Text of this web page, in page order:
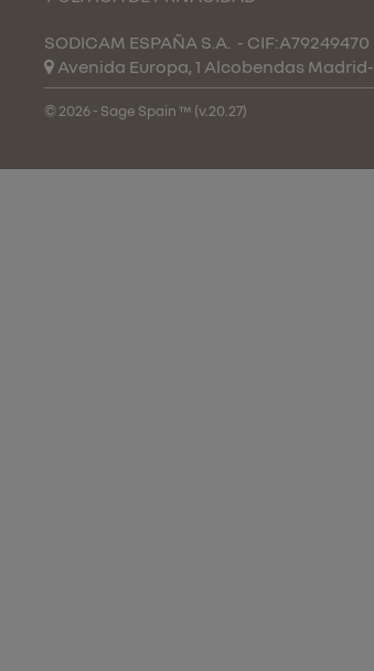
SODICAM ESPAÑA S.A. - CIF:A79249470
Avenida Europa, 1 Alcobendas Madrid-
© 2026 - Sage Spain ™ (v.20.27)